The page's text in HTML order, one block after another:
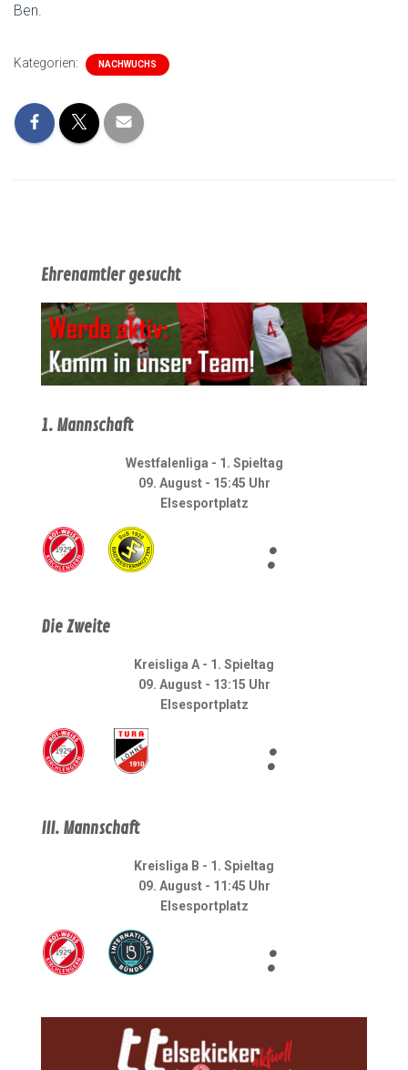
Ben.
Kategorien: NACHWUCHS
Ehrenamtler gesucht
1. Mannschaft
Westfalenliga - 1. Spieltag
09. August - 15:45 Uhr
Elsesportplatz
:
Die Zweite
Kreisliga A - 1. Spieltag
09. August - 13:15 Uhr
Elsesportplatz
:
III. Mannschaft
Kreisliga B - 1. Spieltag
09. August - 11:45 Uhr
Elsesportplatz
: